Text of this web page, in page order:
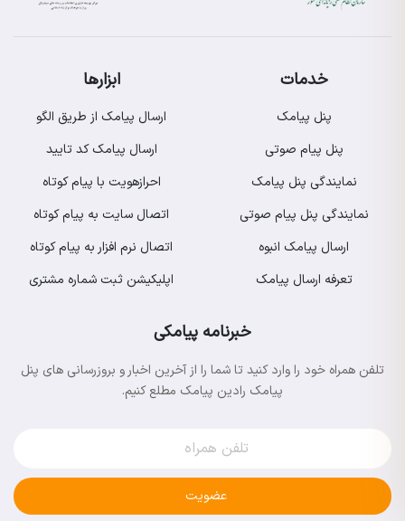
خدمات
پنل پیامک
پنل پیام صوتی
نمایندگی پنل پیامک
نمایندگی پنل پیام صوتی
ارسال پیامک انبوه
تعرفه ارسال پیامک
ابزارها
ارسال پیامک از طریق الگو
ارسال پیامک کد تایید
احرازهویت با پیام کوتاه
اتصال سایت به پیام کوتاه
اتصال نرم افزار به پیام کوتاه
اپلیکیشن ثبت شماره مشتری
خبرنامه پیامکی
تلفن همراه خود را وارد کنید تا شما را از آخرین اخبار و بروزرسانی های پنل
پیامک رادین پیامک مطلع کنیم.
عضویت